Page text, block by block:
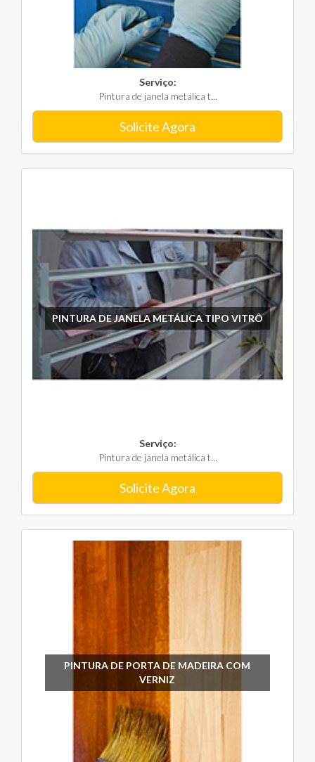
Serviço:
Pintura de janela metálica t...
Solicite Agora
PINTURA DE JANELA METÁLICA TIPO VITRÔ
Serviço:
Pintura de janela metálica t...
Solicite Agora
PINTURA DE PORTA DE MADEIRA COM
VERNIZ